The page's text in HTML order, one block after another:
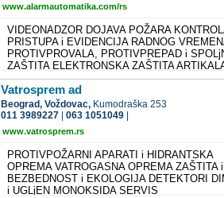
www.alarmautomatika.com/rs
VIDEONADZOR DOJAVA POŽARA
PRISTUPA i EVIDENCIJA RADNOG
PROTIVPROVALA, PROTIVPREPAD i
ZAŠTITA ELEKTRONSKA ZAŠTITA
AUTO ALARMI
Vatrosprem ad
Beograd,Voždovac, Kumodraška 253
011 3989227 |063 1051049
www.vatrosprem.rs
PROTIVPOŽARNI APARATI i HIDRANTSKA
OPREMA VATROGASNA OPREMA ZAŠTITA i
BEZBEDNOST i EKOLOGIJA DETEKTORI
i UGLjEN MONOKSIDA SERVIS